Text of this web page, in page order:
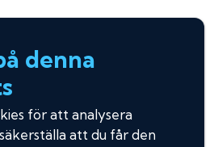
denna
för att analysera
att du får den